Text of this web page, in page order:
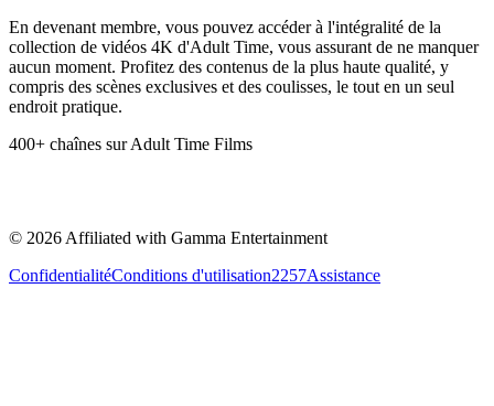
En devenant membre, vous pouvez accéder à l'intégralité de la
collection de vidéos 4K d'Adult Time, vous assurant de ne manquer
aucun moment. Profitez des contenus de la plus haute qualité, y
compris des scènes exclusives et des coulisses, le tout en un seul
endroit pratique.
400+ chaînes sur Adult Time Films
© 2026 Affiliated with Gamma Entertainment
ConfidentialitéConditions d'utilisation2257Assistance